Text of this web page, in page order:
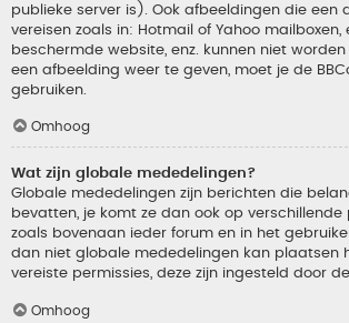
publieke server is). Ook afbeeldingen die een
vereisen zoals in: Hotmail of Yahoo
beschermde website, enz. kunnen niet
een afbeelding weer te geven, moet je de
gebruiken.
Omhoog
Wat zijn globale mededelingen?
Globale mededelingen zijn berichten die
bevatten, je komt ze dan ook op
zoals bovenaan ieder forum en in het
dan niet globale mededelingen kan plaatsen
vereiste permissies, deze zijn ingesteld door
Omhoog